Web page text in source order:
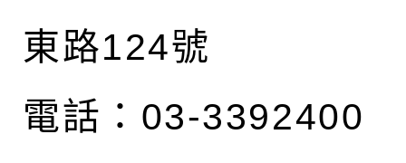
東路124號
電話：03-3392400